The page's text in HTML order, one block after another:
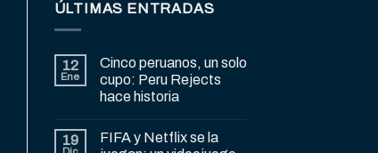
ÚLTIMAS ENTRADAS
12
Ene
Cinco peruanos, un solo
cupo: Peru Rejects
hace historia
19
FIFA y Netflix se la